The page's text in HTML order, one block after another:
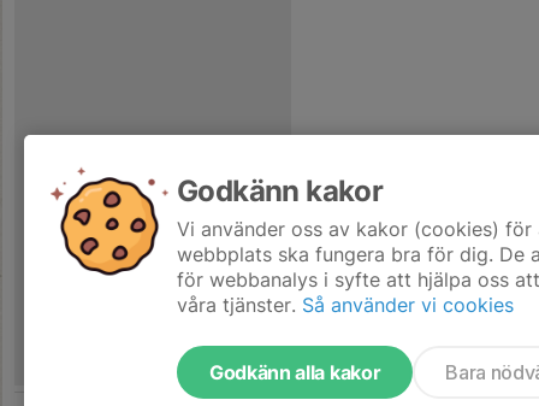
Godkänn kakor
Vi använder oss av kakor (cookies)
webbplats ska fungera bra för dig. De
för webbanalys i syfte att hjälpa oss
våra tjänster. Så använder vi cookies
Godkänn alla kakor Bara